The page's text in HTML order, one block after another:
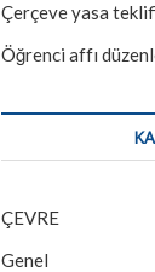
Çerçeve yasa
Öğrenci affı
ÇEVRE
Genel